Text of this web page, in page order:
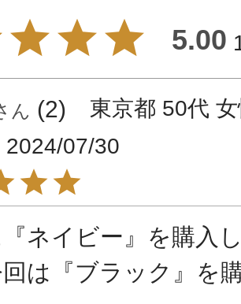
5.00
2 東京都 50代
2024/07/30
『ネイビー』を購入
は『ブラック』を